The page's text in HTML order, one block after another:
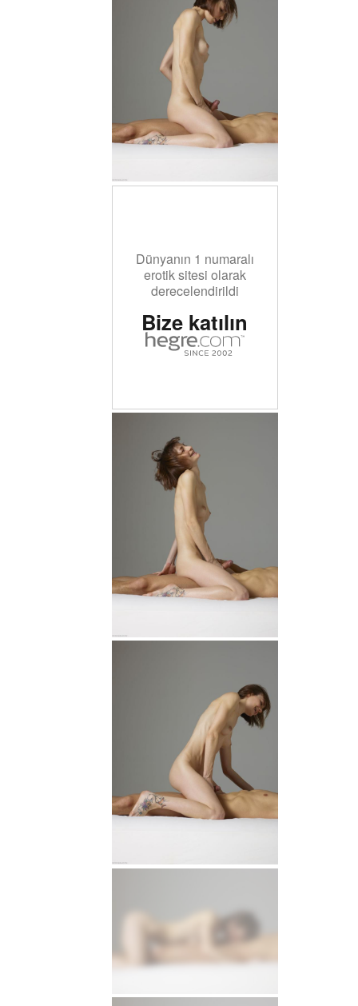
Dünyanın 1 numaralı
erotik sitesi olarak
derecelendirildi
Bize katılın